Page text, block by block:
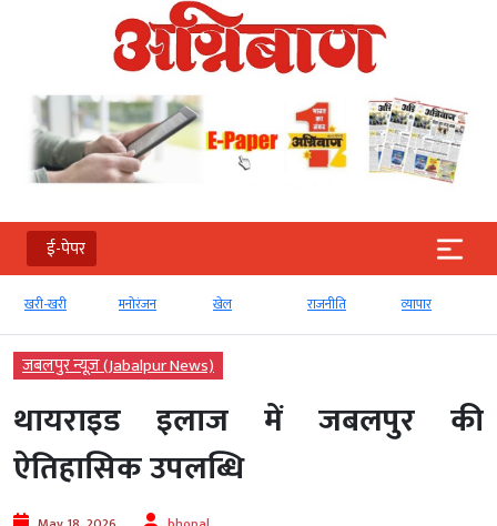
ई-पेपर
खरी-खरी मनोरंजन खेल राजनीति व्‍यापार
जबलपुर न्यूज़ (Jabalpur News)
थायराइड इलाज में जबलपुर की
ऐतिहासिक उपलब्धि